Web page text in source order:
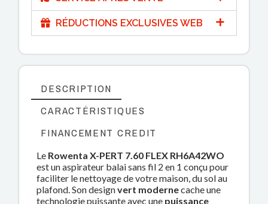
RÉDUCTIONS EXCLUSIVES WEB
DESCRIPTION
CARACTÉRISTIQUES
FINANCEMENT CREDIT
Le Rowenta X-PERT 7.60 FLEX RH6A42WO
est un aspirateur balai sans fil 2 en 1 conçu pour
faciliter le nettoyage de votre maison, du sol au
plafond. Son designvert modernecache une
technologie puissante avec une puissance